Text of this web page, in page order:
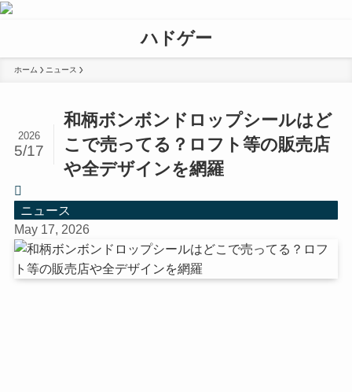
ハドゲー
ホーム ニュース
和柄ボンボンドロップシールはど
こで売ってる？ロフト等の販売店
や全デザインを網羅
2026
5/17
ニュース
May 17, 2026